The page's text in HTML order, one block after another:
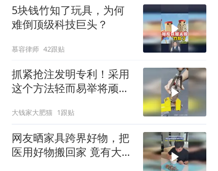
5块钱竹知了玩具，为何
难倒顶级科技巨头？
慕容律师 42跟贴
抓紧抢注发明专利！采用
这个方法轻而易举将顽固
大钱家大肥猫 1跟贴
网友晒家具跨界好物，把
医用好物搬回家 竟有大妙